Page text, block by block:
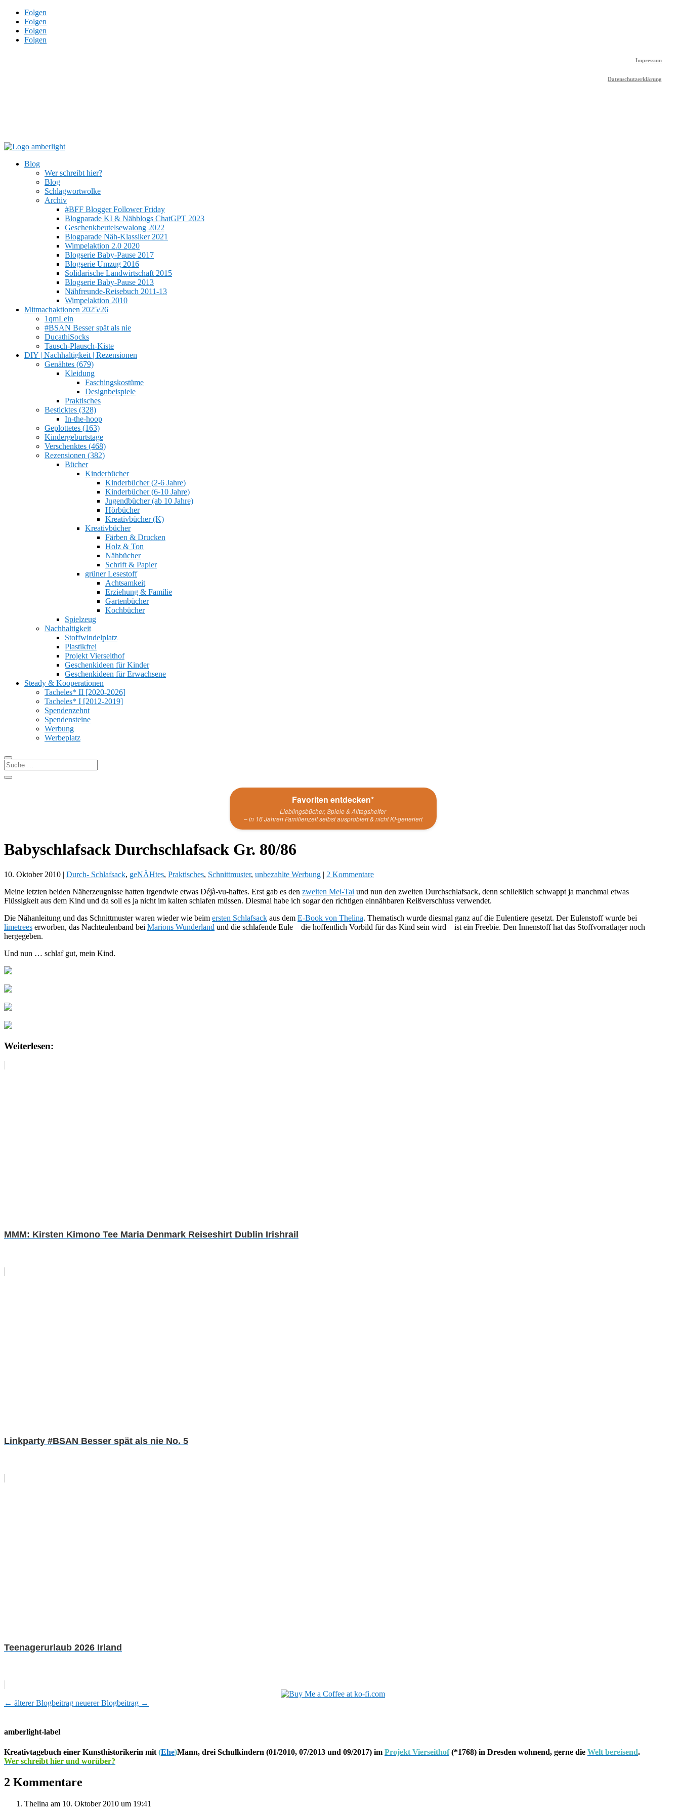
Folgen
Folgen
Folgen
Folgen
Impressum
Datenschutzerklärung
Blog
Wer schreibt hier?
Blog
Schlagwortwolke
Archiv
#BFF Blogger Follower Friday
Blogparade KI & Nähblogs ChatGPT 2023
Geschenkbeutelsewalong 2022
Blogparade Näh-Klassiker 2021
Wimpelaktion 2.0 2020
Blogserie Baby-Pause 2017
Blogserie Umzug 2016
Solidarische Landwirtschaft 2015
Blogserie Baby-Pause 2013
Nähfreunde-Reisebuch 2011-13
Wimpelaktion 2010
Mitmachaktionen 2025/26
1qmLein
#BSAN Besser spät als nie
DucathiSocks
Tausch-Plausch-Kiste
DIY | Nachhaltigkeit | Rezensionen
Genähtes (679)
Kleidung
Faschingskostüme
Designbeispiele
Praktisches
Besticktes (328)
In-the-hoop
Geplottetes (163)
Kindergeburtstage
Verschenktes (468)
Rezensionen (382)
Bücher
Kinderbücher
Kinderbücher (2-6 Jahre)
Kinderbücher (6-10 Jahre)
Jugendbücher (ab 10 Jahre)
Hörbücher
Kreativbücher (K)
Kreativbücher
Färben & Drucken
Holz & Ton
Nähbücher
Schrift & Papier
grüner Lesestoff
Achtsamkeit
Erziehung & Familie
Gartenbücher
Kochbücher
Spielzeug
Nachhaltigkeit
Stoffwindelplatz
Plastikfrei
Projekt Vierseithof
Geschenkideen für Kinder
Geschenkideen für Erwachsene
Steady & Kooperationen
Tacheles* II [2020-2026]
Tacheles* I [2012-2019]
Spendenzehnt
Spendensteine
Werbung
Werbeplatz
Favoriten entdecken*
Lieblingsbücher, Spiele & Alltagshelfer
– in 16 Jahren Familienzeit selbst ausprobiert & nicht KI-generiert
Babyschlafsack Durchschlafsack Gr. 80/86
10. Oktober 2010 | Durch- Schlafsack, geNÄHtes, Praktisches, Schnittmuster, unbezahlte Werbung | 2 Kommentare
Meine letzten beiden Näherzeugnisse hatten irgendwie etwas Déjà-vu-haftes. Erst gab es den zweiten Mei-Tai und nun den zweiten Durchschlafsack, denn schließlich schwappt ja manchmal etwas
Flüssigkeit aus dem Kind und da soll es ja nicht im kalten schlafen müssen. Diesmal habe ich sogar den richtigen einnähbaren Reißverschluss verwendet.
Die Nähanleitung und das Schnittmuster waren wieder wie beim ersten Schlafsack aus dem E-Book von Thelina. Thematisch wurde diesmal ganz auf die Eulentiere gesetzt. Der Eulenstoff wurde bei
limetrees erworben, das Nachteulenband bei Marions Wunderland und die schlafende Eule – die hoffentlich Vorbild für das Kind sein wird – ist ein Freebie. Den Innenstoff hat das Stoffvorratlager noch
hergegeben.
Und nun … schlaf gut, mein Kind.
Weiterlesen:
MMM: Kirsten Kimono Tee Maria Denmark Reiseshirt Dublin Irishrail
Linkparty #BSAN Besser spät als nie No. 5
Teenagerurlaub 2026 Irland
← älterer Blogbeitrag neuerer Blogbeitrag →
amberlight-label
Kreativtagebuch einer Kunsthistorikerin mit (Ehe)Mann, drei Schulkindern (01/2010, 07/2013 und 09/2017) im Projekt Vierseithof(*1768) in Dresden wohnend, gerne die Welt bereisend.
Wer schreibt hier und worüber?
2 Kommentare
Thelina am 10. Oktober 2010 um 19:41